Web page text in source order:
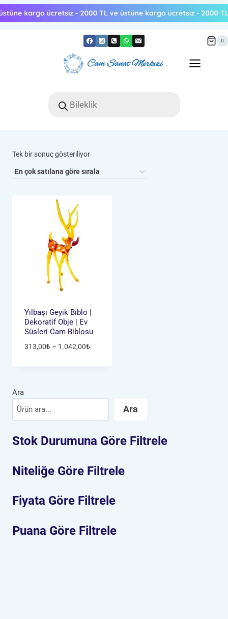
Skip
to
0
search
Tek bir sonuç gösteriliyor
Yılbaşı Geyik Biblo |
Dekoratif Obje | Ev
Süsleri Cam Biblosu
313,00₺ – 1.042,00₺Fiyat
313,00₺
Ara
Ara
Stok Durumuna Göre Filtrele
Niteliğe Göre Filtrele
Fiyata Göre Filtrele
Puana Göre Filtrele